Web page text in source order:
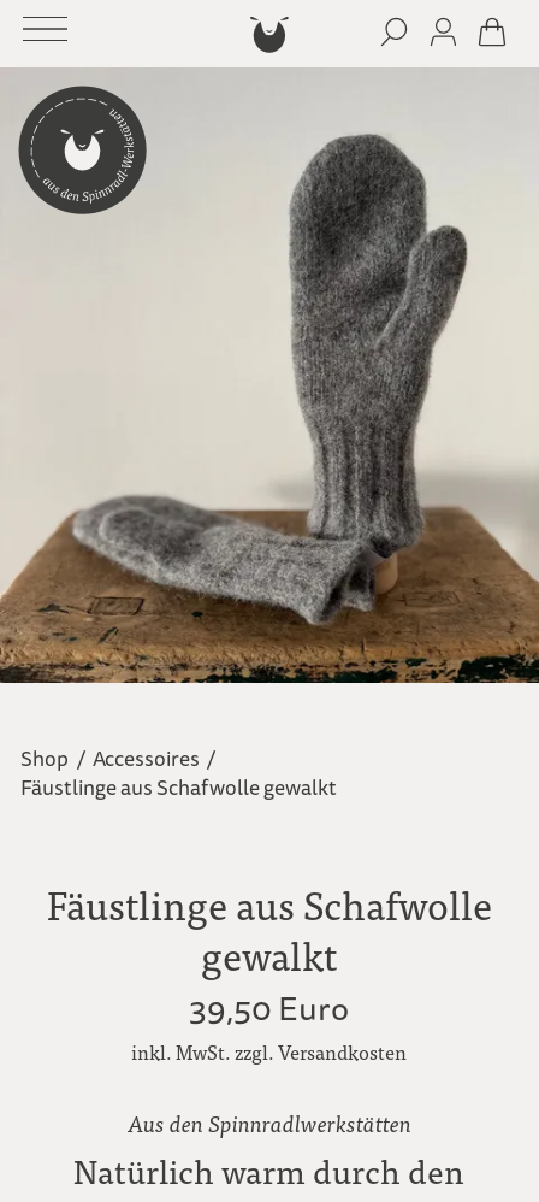
Shop / Accessoires /
Fäustlinge aus Schafwolle gewalkt
Fäustlinge aus Schafwolle
gewalkt
39,50 Euro
inkl. MwSt. zzgl. Versandkosten
Aus den Spinnradlwerkstätten
Natürlich warm durch den